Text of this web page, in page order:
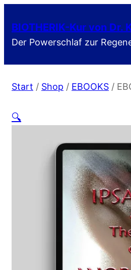
BIOTHERIK-Kur von Dr.
Der Powerschlaf zur
Start / Shop / EBOOKS /
🔍